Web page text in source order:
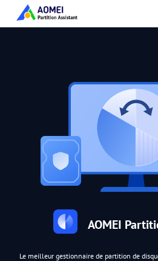
AOMEI
Le meilleur gestionnaire de partition de